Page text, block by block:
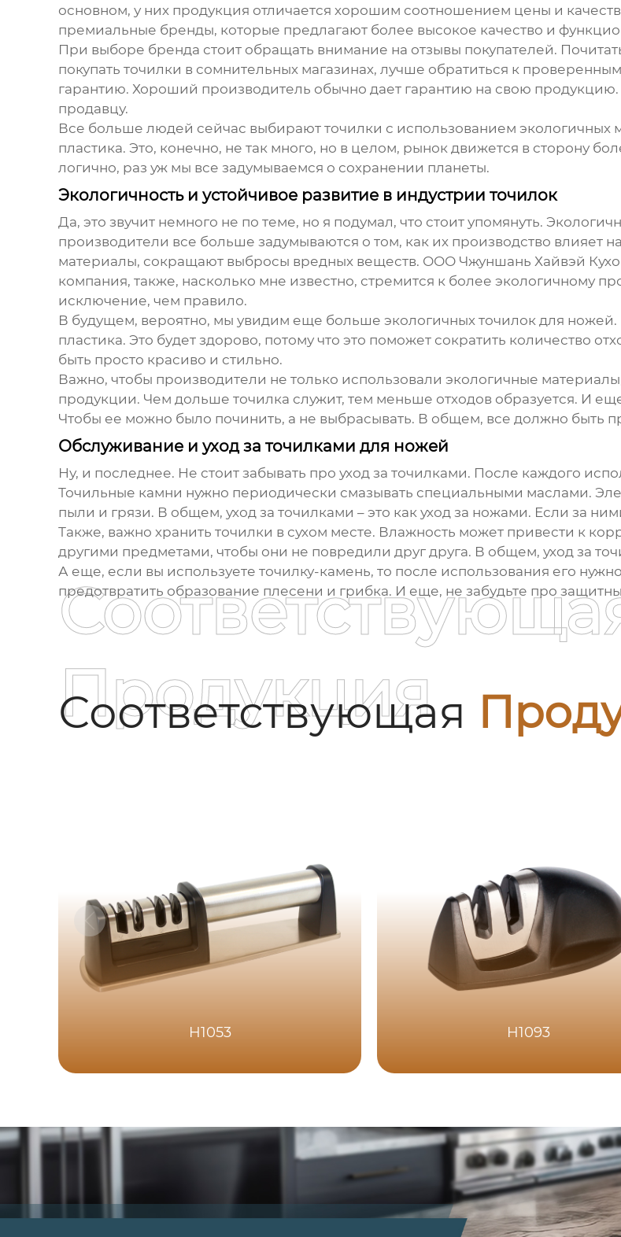
основном, у них продукция отличается хорошим соотношением цены и
премиальные бренды, которые предлагают более высокое качество и
При выборе бренда стоит обращать внимание на отзывы покупателей.
покупать точилки в сомнительных магазинах, лучше обратиться к
гарантию. Хороший производитель обычно дает гарантию на свою продукцию.
продавцу.
Все больше людей сейчас выбирают точилки с использованием экологичных
пластика. Это, конечно, не так много, но в целом, рынок движется в сторону
логично, раз уж мы все задумываемся о сохранении планеты.
Экологичность и устойчивое развитие в индустрии точилок
Да, это звучит немного не по теме, но я подумал, что стоит упомянуть.
производители все больше задумываются о том, как их производство
материалы, сокращают выбросы вредных веществ. ООО Чжуншань Хайвэй
компания, также, насколько мне известно, стремится к более экологичному
исключение, чем правило.
В будущем, вероятно, мы увидим еще больше экологичных точилок для ножей
пластика. Это будет здорово, потому что это поможет сократить количество
быть просто красиво и стильно.
Важно, чтобы производители не только использовали экологичные
продукции. Чем дольше точилка служит, тем меньше отходов образуется. И
Чтобы ее можно было починить, а не выбрасывать. В общем, все должно быть
Обслуживание и уход за точилками для ножей
Ну, и последнее. Не стоит забывать про уход за точилками. После каждого
Точильные камни нужно периодически смазывать специальными маслами.
пыли и грязи. В общем, уход за точилками – это как уход за ножами. Если за
Также, важно хранить точилки в сухом месте. Влажность может привести к
другими предметами, чтобы они не повредили друг друга. В общем, уход за
А еще, если вы используете точилку-камень, то после использования его
предотвратить образование плесени и грибка. И еще, не забудьте про
Соответствующая
Продукция
H1053 H1093